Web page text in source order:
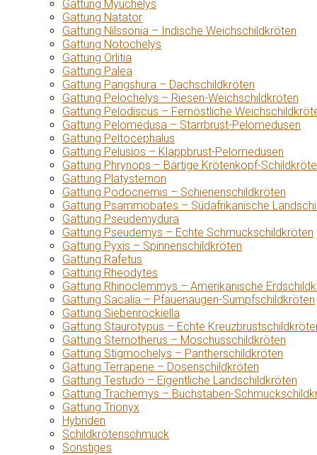
Gattung Myuchelys
Gattung Natator
Gattung Nilssonia – Indische Weichschildkröten
Gattung Notochelys
Gattung Orlitia
Gattung Palea
Gattung Pangshura – Dachschildkröten
Gattung Pelochelys – Riesen-Weichschildkröten
Gattung Pelodiscus – Fernöstliche
Gattung Pelomedusa – Starrbrust-Pelomedusen
Gattung Peltocephalus
Gattung Pelusios – Klappbrust-Pelomedusen
Gattung Phrynops – Bärtige Krötenkopf-
Gattung Platysternon
Gattung Podocnemis – Schienenschildkröten
Gattung Psammobates – Südafrikanische
Gattung Pseudemydura
Gattung Pseudemys – Echte Schmuckschildkröten
Gattung Pyxis – Spinnenschildkröten
Gattung Rafetus
Gattung Rheodytes
Gattung Rhinoclemmys – Amerikanische
Gattung Sacalia – Pfauenaugen-Sumpfschildkröten
Gattung Siebenrockiella
Gattung Staurotypus – Echte
Gattung Sternotherus – Moschusschildkröten
Gattung Stigmochelys – Pantherschildkröten
Gattung Terrapene – Dosenschildkröten
Gattung Testudo – Eigentliche Landschildkröten
Gattung Trachemys – Buchstaben-
Gattung Trionyx
Hybriden
Schildkrötenschmuck
Sonstiges